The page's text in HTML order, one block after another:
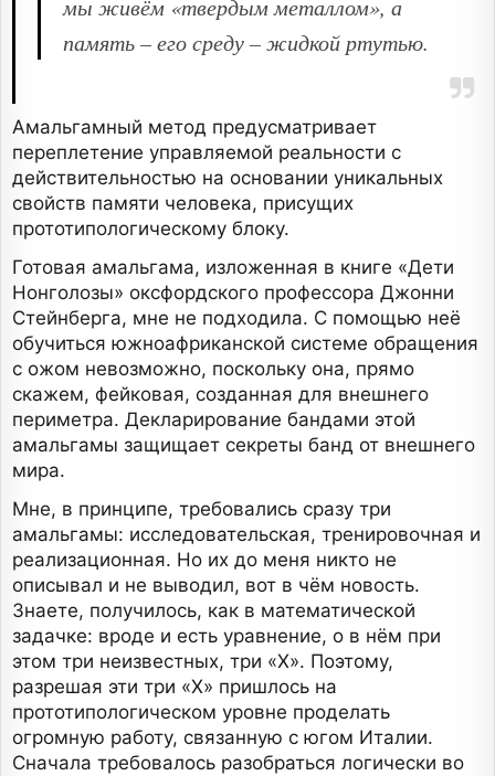
мы живём «твердым металлом», а
память – его среду – жидкой ртутью.
Амальгамный метод предусматривает
переплетение управляемой реальности с
действительностью на основании уникальных
свойств памяти человека, присущих
прототипологическому блоку.
Готовая амальгама, изложенная в книге «Дети
Нонголозы» оксфордского профессора Джонни
Стейнберга, мне не подходила. С помощью неё
обучиться южноафриканской системе обращения
с ожом невозможно, поскольку она, прямо
скажем, фейковая, созданная для внешнего
периметра. Декларирование бандами этой
амальгамы защищает секреты банд от внешнего
мира.
Мне, в принципе, требовались сразу три
амальгамы: исследовательская, тренировочная и
реализационная. Но их до меня никто не
описывал и не выводил, вот в чём новость.
Знаете, получилось, как в математической
задачке: вроде и есть уравнение, о в нём при
этом три неизвестных, три «Х». Поэтому,
разрешая эти три «Х» пришлось на
прототипологическом уровне проделать
огромную работу, связанную с югом Италии.
Сначала требовалось разобраться логически во